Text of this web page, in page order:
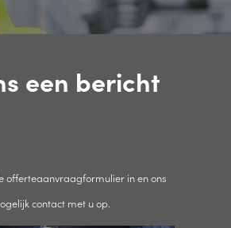
een bericht
offerteaanvraagformulier in en ons
contact met u op.